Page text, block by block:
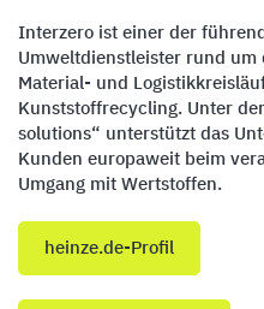
Interzero ist einer der
Umweltdienstleister rund
Material- und
Kunststoffrecycling. Unter
solutions“ unterstützt das
Kunden europaweit beim
Umgang mit Wertstoffen.
heinze.de-Profil